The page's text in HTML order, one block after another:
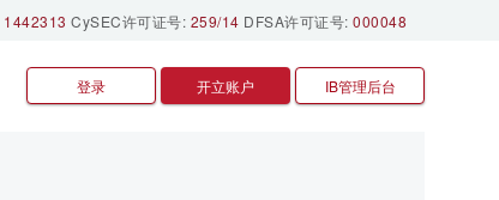
1442313 CySEC许可证号: 259/14 DFSA许可证号: 000048
登录 开立账户 IB管理后台